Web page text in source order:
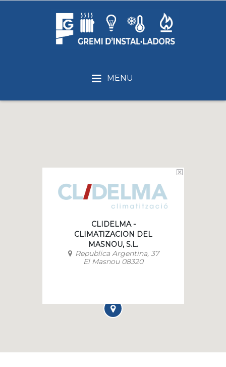
MENU
CLIDELMA -
CLIMATIZACION DEL
MASNOU, S.L.
Republica Argentina, 37
El Masnou 08320